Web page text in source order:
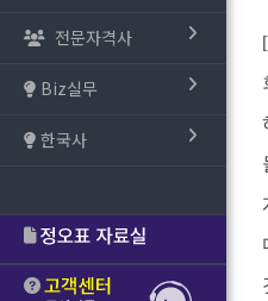
전문자격사
Biz실무
한국사